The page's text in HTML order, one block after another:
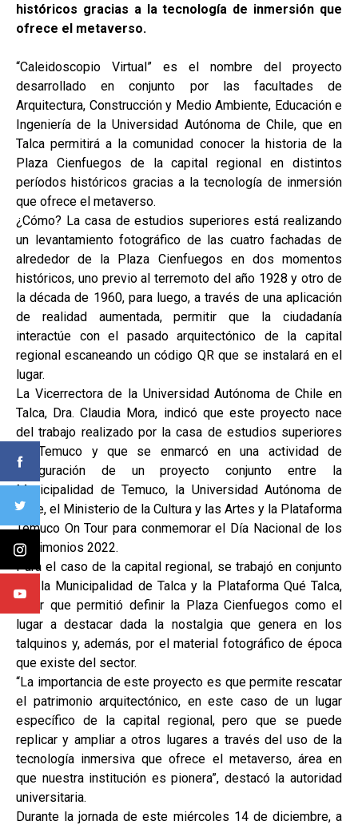
históricos gracias a la tecnología de inmersión que
ofrece el metaverso.
“Caleidoscopio Virtual” es el nombre del proyecto
desarrollado en conjunto por las facultades de
Arquitectura, Construcción y Medio Ambiente, Educación e
Ingeniería de la Universidad Autónoma de Chile, que en
Talca permitirá a la comunidad conocer la historia de la
Plaza Cienfuegos de la capital regional en distintos
períodos históricos gracias a la tecnología de inmersión
que ofrece el metaverso.
¿Cómo? La casa de estudios superiores está realizando
un levantamiento fotográfico de las cuatro fachadas de
alrededor de la Plaza Cienfuegos en dos momentos
históricos, uno previo al terremoto del año 1928 y otro de
la década de 1960, para luego, a través de una aplicación
de realidad aumentada, permitir que la ciudadanía
interactúe con el pasado arquitectónico de la capital
regional escaneando un código QR que se instalará en el
lugar.
La Vicerrectora de la Universidad Autónoma de Chile en
Talca, Dra. Claudia Mora, indicó que este proyecto nace
del trabajo realizado por la casa de estudios superiores
en Temuco y que se enmarcó en una actividad de
inauguración de un proyecto conjunto entre la
Municipalidad de Temuco, la Universidad Autónoma de
Chile, el Ministerio de la Cultura y las Artes y la Plataforma
Temuco On Tour para conmemorar el Día Nacional de los
Patrimonios 2022.
Para el caso de la capital regional, se trabajó en conjunto
con la Municipalidad de Talca y la Plataforma Qué Talca,
labor que permitió definir la Plaza Cienfuegos como el
lugar a destacar dada la nostalgia que genera en los
talquinos y, además, por el material fotográfico de época
que existe del sector.
“La importancia de este proyecto es que permite rescatar
el patrimonio arquitectónico, en este caso de un lugar
específico de la capital regional, pero que se puede
replicar y ampliar a otros lugares a través del uso de la
tecnología inmersiva que ofrece el metaverso, área en
que nuestra institución es pionera”, destacó la autoridad
universitaria.
Durante la jornada de este miércoles 14 de diciembre, a